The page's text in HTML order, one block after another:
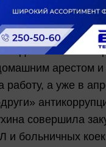
завода по
Быковская
арестом и
работу, а уже в
совершила
и больничных